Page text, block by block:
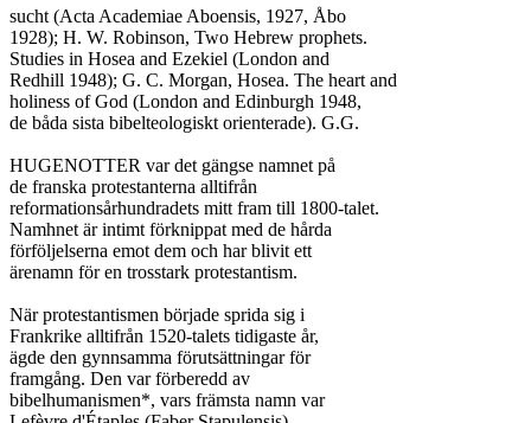
sucht (Acta Academiae Aboensis, 1927, Åbo
1928); H. W. Robinson, Two Hebrew prophets.
Studies in Hosea and Ezekiel (London and
Redhill 1948); G. C. Morgan, Hosea. The heart and
holiness of God (London and Edinburgh 1948,
de båda sista bibelteologiskt orienterade). G.G.
HUGENOTTER var det gängse namnet på
de franska protestanterna alltifrån
reformationsårhundradets mitt fram till 1800-talet.
Namhnet är intimt förknippat med de hårda
förföljelserna emot dem och har blivit ett
ärenamn för en trosstark protestantism.
När protestantismen började sprida sig i
Frankrike alltifrån 1520-talets tidigaste år,
ägde den gynnsamma förutsättningar för
framgång. Den var förberedd av
bibelhumanismen*, vars främsta namn var